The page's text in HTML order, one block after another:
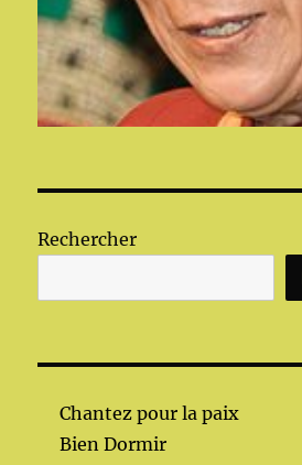
Rechercher
Chantez pour la paix
Bien Dormir